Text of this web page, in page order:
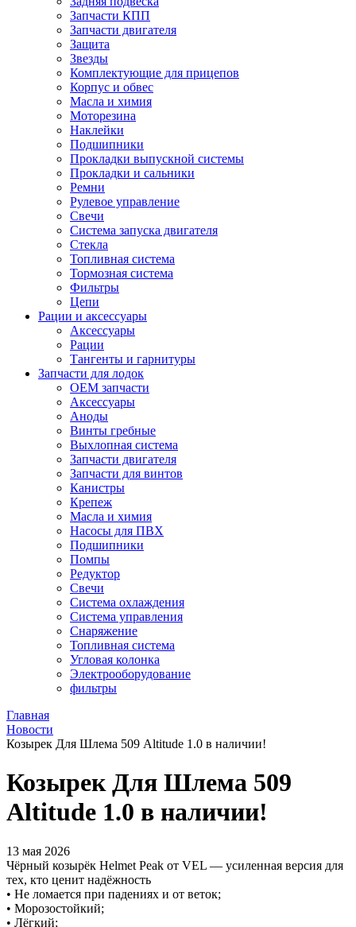
Запчасти КПП
Запчасти двигателя
Защита
Звезды
Комплектующие для прицепов
Корпус и обвес
Масла и химия
Моторезина
Наклейки
Подшипники
Прокладки выпускной системы
Прокладки и сальники
Ремни
Рулевое управление
Свечи
Система запуска двигателя
Стекла
Топливная система
Тормозная система
Фильтры
Цепи
Рации и аксессуары
Аксессуары
Рации
Тангенты и гарнитуры
Запчасти для лодок
OEM запчасти
Аксессуары
Аноды
Винты гребные
Выхлопная система
Запчасти двигателя
Запчасти для винтов
Канистры
Крепеж
Масла и химия
Насосы для ПВХ
Подшипники
Помпы
Редуктор
Свечи
Система охлаждения
Система управления
Снаряжение
Топливная система
Угловая колонка
Электрооборудование
фильтры
Главная
Новости
Козырек Для Шлема 509 Altitude 1.0 в наличии!
Козырек Для Шлема 509
Altitude 1.0 в наличии!
13 мая 2026
Чёрный козырёк Helmet Peak от VEL — усиленная версия для
тех, кто ценит надёжность
• Не ломается при падениях и от веток;
• Морозостойкий;
• Лёгкий;